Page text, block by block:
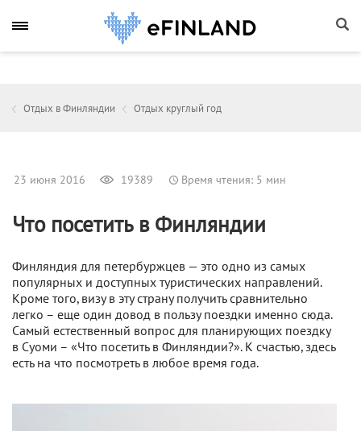
Отдых в Финляндии Отдых круглый год
23 июня 2016 19389 Время чтения: 5 мин
Что посетить в Финляндии
Финляндия для петербуржцев — это одно из самых
популярных и доступных туристических направлений.
Кроме того, визу в эту страну получить сравнительно
легко – еще один довод в пользу поездки именно сюда.
Самый естественный вопрос для планирующих поездку
в Суоми – «Что посетить в Финляндии?». К счастью, здесь
есть на что посмотреть в любое время года.